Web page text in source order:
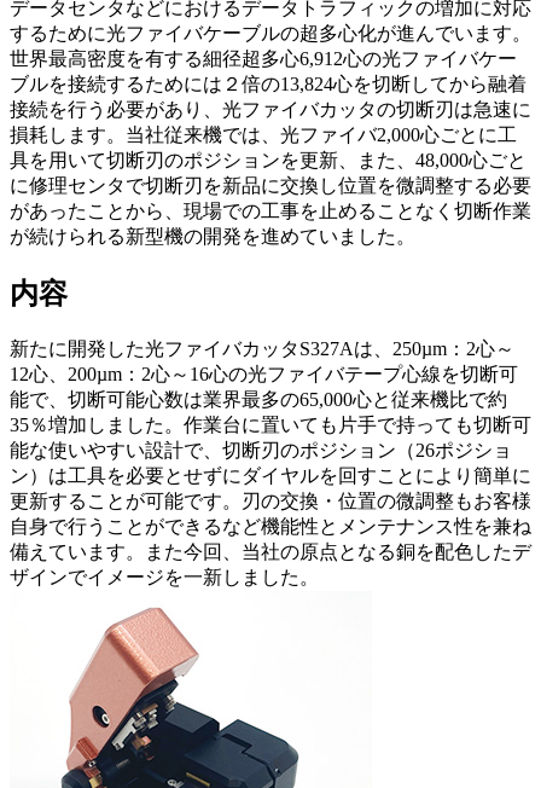
データセンタなどにおけるデータトラフィックの増加に対応
するために光ファイバケーブルの超多心化が進んでいます。
世界最高密度を有する細径超多心6,912心の光ファイバケー
ブルを接続するためには２倍の13,824心を切断してから融着
接続を行う必要があり、光ファイバカッタの切断刃は急速に
損耗します。当社従来機では、光ファイバ2,000心ごとに工
具を用いて切断刃のポジションを更新、また、48,000心ごと
に修理センタで切断刃を新品に交換し位置を微調整する必要
があったことから、現場での工事を止めることなく切断作業
が続けられる新型機の開発を進めていました。
内容
新たに開発した光ファイバカッタS327Aは、250µm：2心～
12心、200µm：2心～16心の光ファイバテープ心線を切断可
能で、切断可能心数は業界最多の65,000心と従来機比で約
35％増加しました。作業台に置いても片手で持っても切断可
能な使いやすい設計で、切断刃のポジション（26ポジショ
ン）は工具を必要とせずにダイヤルを回すことにより簡単に
更新することが可能です。刃の交換・位置の微調整もお客様
自身で行うことができるなど機能性とメンテナンス性を兼ね
備えています。また今回、当社の原点となる銅を配色したデ
ザインでイメージを一新しました。